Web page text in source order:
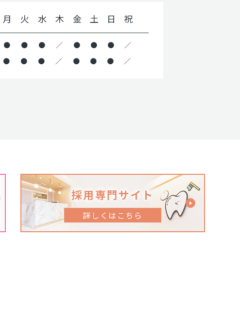
月 火 水 木 金 土 日 祝
● ● ● ／ ● ● ● ／
● ● ● ／ ● ● ● ／
採用専門サイト
詳しくはこちら